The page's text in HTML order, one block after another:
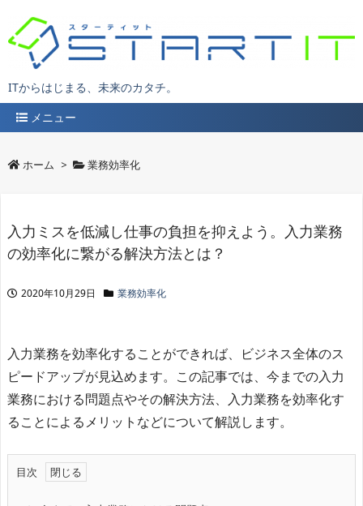
ITからはじまる、未来のカタチ。
メニュー
ホーム > 業務効率化
入力ミスを低減し仕事の負担を抑えよう。入力業務
の効率化に繋がる解決方法とは？
2020年10月29日 業務効率化
入力業務を効率化することができれば、ビジネス全体のス
ピードアップが見込めます。この記事では、今までの入力
業務における問題点やその解決方法、入力業務を効率化す
ることによるメリットなどについて解説します。
目次